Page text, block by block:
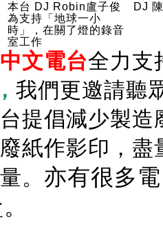
本台 DJ Robin盧子俊
為支持「地球一小
時」，在關了燈的錄音
室工作
DJ
文電台全力支
， 我們更邀請聽
提倡減少製
紙作影印，
。 亦有很多